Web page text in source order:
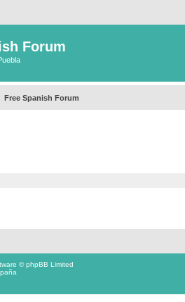
Forum
Free Spanish Forum
© phpBB Limited